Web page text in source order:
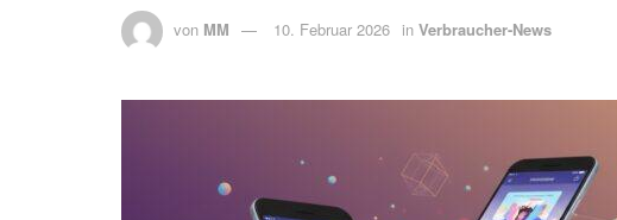
von MM 10. Februar 2026 in Verbraucher-News